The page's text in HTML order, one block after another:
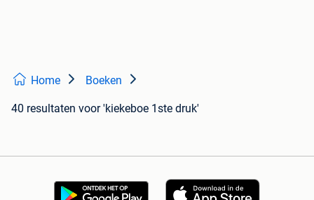
Home Boeken
40 resultaten voor 'kiekeboe 1ste druk'